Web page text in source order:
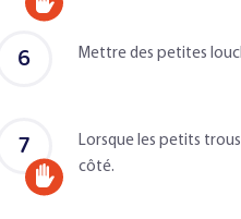
Accompagné
d'un
6 Mettre des petites
7
Accompagné
Lorsque les petits
côté.